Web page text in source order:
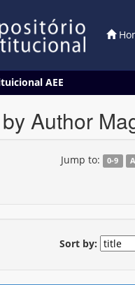
AEE
Author
Jump to: 0-9 A
Sort by: